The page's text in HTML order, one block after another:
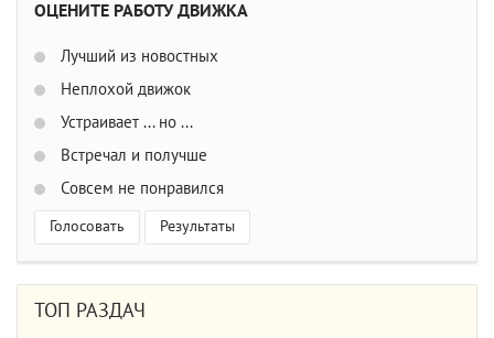
ОЦЕНИТЕ РАБОТУ ДВИЖКА
Лучший из новостных
Неплохой движок
Устраивает ... но ...
Встречал и получше
Совсем не понравился
Голосовать Результаты
ТОП РАЗДАЧ